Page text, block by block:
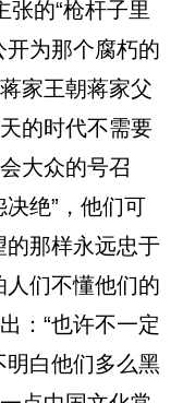
张的“枪杆子里
开为那个腐朽的
家王朝蒋家父
的时代不需要
大众的号召
绝”，他们可
的那样永远忠于
人们不懂他们的
：“也许不一定
明白他们多么黑